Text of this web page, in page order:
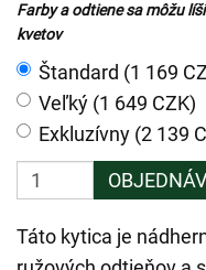
Farby a odtiene sa môžu
kvetov
Štandard (1 169
Veľký (1 649 CZK)
Exkluzívny (2 139
Táto kytica je